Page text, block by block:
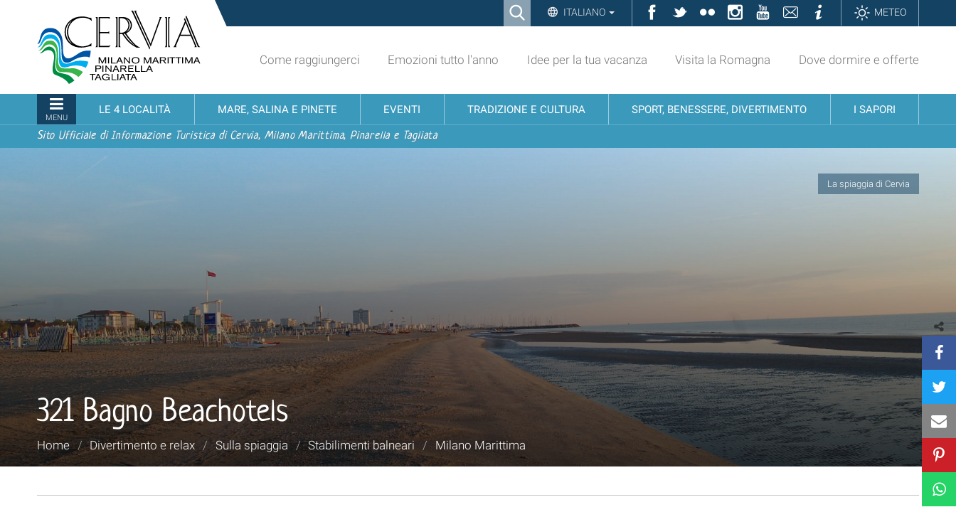
contenuti.
alla
navigazione
Ricerca ITALIANO Facebook
TwitterFlickrInstagramYouTubeContattiInformazioniMETEO
turistico
ufficiale
Cervia,
Milano
Marittima,
Pinarella,
Tagliata
Come raggiungerci Emozioni tutto l'anno Idee per la tua vacanza Visita la Romagna Dove dormire e offerte
MENU
LE 4 LOCALITÀ MARE, SALINA E PINETE EVENTI TRADIZIONE E CULTURA SPORT, BENESSERE, DIVERTIMENTO I SAPORI
Sito Ufficiale di Informazione Turistica di Cervia, Milano Marittima, Pinarella e Tagliata
La spiaggia di Cervia
321 Bagno Beachotels
Tu
sei
Home / Divertimento e relax / Sulla spiaggia / Stabilimenti balneari / Milano Marittima